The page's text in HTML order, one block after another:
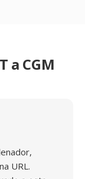
a CGM
URL.